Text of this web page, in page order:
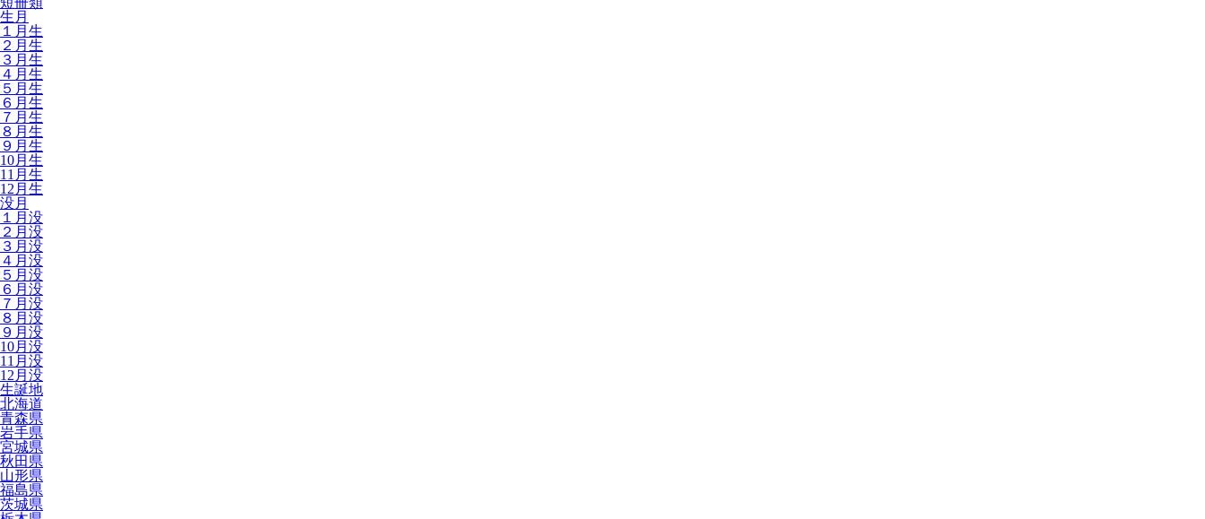
生月
１月生
２月生
３月生
４月生
５月生
６月生
７月生
８月生
９月生
10月生
11月生
12月生
没月
１月没
２月没
３月没
４月没
５月没
６月没
７月没
８月没
９月没
10月没
11月没
12月没
生誕地
北海道
青森県
岩手県
宮城県
秋田県
山形県
福島県
茨城県